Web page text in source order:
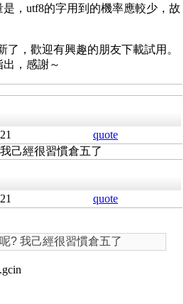
，utf8的字用到的機率應較少，故
了，歡迎有興趣的朋友下載試用。
，感謝～
quote
己經很習慣倉五了
quote
? 我己經很習慣倉五了